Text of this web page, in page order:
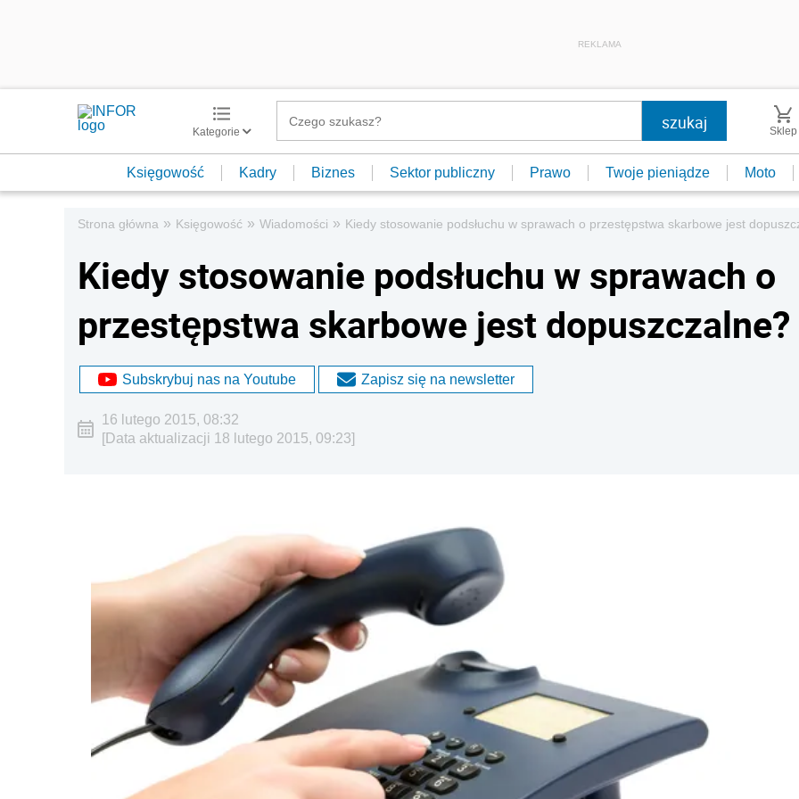
REKLAMA
Kategorie Sklep
Księgowość Kadry Biznes Sektor publiczny Prawo Twoje pieniądze Moto
Strona główna » Księgowość » Wiadomości » Kiedy stosowanie podsłuchu w sprawach o przestępstwa skarbowe jest
Kiedy stosowanie podsłuchu w sprawach o
przestępstwa skarbowe jest dopuszczalne?
Subskrybuj nas na Youtube Zapisz się na newsletter
16 lutego 2015, 08:32
[Data aktualizacji 18 lutego 2015, 09:23]